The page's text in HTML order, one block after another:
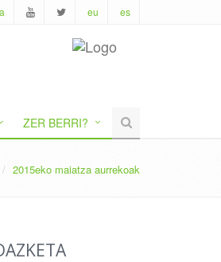
eu es
ZER BERRI?
2015eko maiatza aurrekoak